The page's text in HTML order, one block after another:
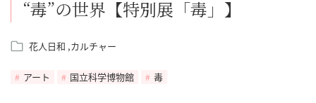
“毒”の世界【特別展「毒」】
花人日和 カルチャー
アート 国立科学博物館 毒